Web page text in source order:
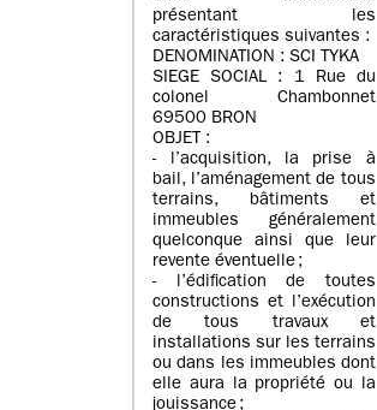
présentant les
caractéristiques suivantes :
DENOMINATION : SCI TYKA
SIEGE SOCIAL : 1 Rue du
colonel Chambonnet
69500 BRON
OBJET :
- l’acquisition, la prise à
bail, l’aménagement de tous
terrains, bâtiments et
immeubles généralement
quelconque ainsi que leur
revente éventuelle ;
- l’édification de toutes
constructions et l’exécution
de tous travaux et
installations sur les terrains
ou dans les immeubles dont
elle aura la propriété ou la
jouissance ;